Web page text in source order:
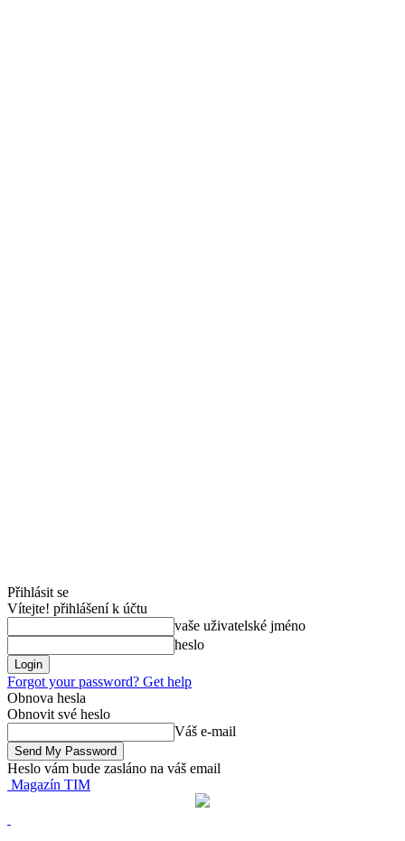
Přihlásit se
Vítejte! přihlášení k účtu
vaše uživatelské jméno
heslo
Forgot your password? Get help
Obnova hesla
Obnovit své heslo
Váš e-mail
Heslo vám bude zasláno na váš email
Magazín TIM